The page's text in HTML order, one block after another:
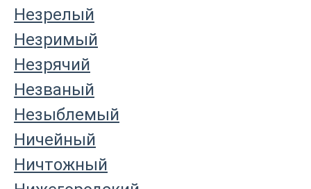
Незрелый
Незримый
Незрячий
Незваный
Незыблемый
Ничейный
Ничтожный